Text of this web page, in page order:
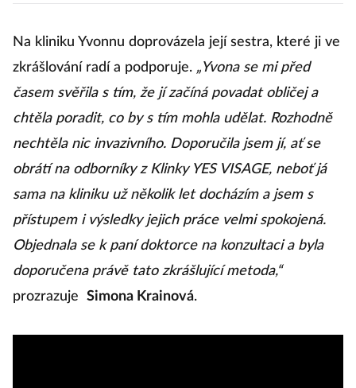
Na kliniku Yvonnu doprovázela její sestra, které ji ve
zkrášlování radí a podporuje. „Yvona se mi před
časem svěřila s tím, že jí začíná povadat obličej a
chtěla poradit, co by s tím mohla udělat. Rozhodně
nechtěla nic invazivního. Doporučila jsem jí, ať se
obrátí na odborníky z Klinky YES VISAGE, neboť já
sama na kliniku už několik let docházím a jsem s
přístupem i výsledky jejich práce velmi spokojená.
Objednala se k paní doktorce na konzultaci a byla
doporučena právě tato zkrášlující metoda,“
prozrazuje
Simona Krainová.